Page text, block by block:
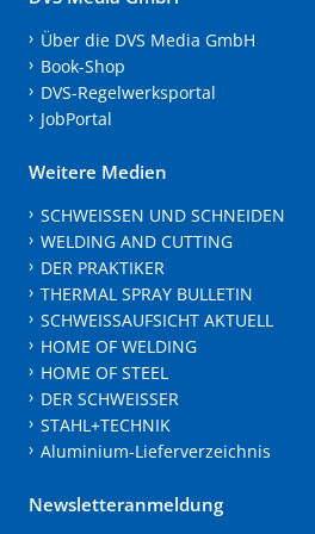
Über die DVS Media GmbH
Book-Shop
DVS-Regelwerksportal
JobPortal
Weitere Medien
SCHWEISSEN UND SCHNEIDEN
WELDING AND CUTTING
DER PRAKTIKER
THERMAL SPRAY BULLETIN
SCHWEISSAUFSICHT AKTUELL
HOME OF WELDING
HOME OF STEEL
DER SCHWEISSER
STAHL+TECHNIK
Aluminium-Lieferverzeichnis
Newsletteranmeldung